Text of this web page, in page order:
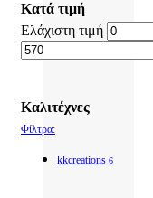
Κατά τιμή
Ελάχιστη τιμή
Καλιτέχνες
Φίλτρα:
kkcreations 6